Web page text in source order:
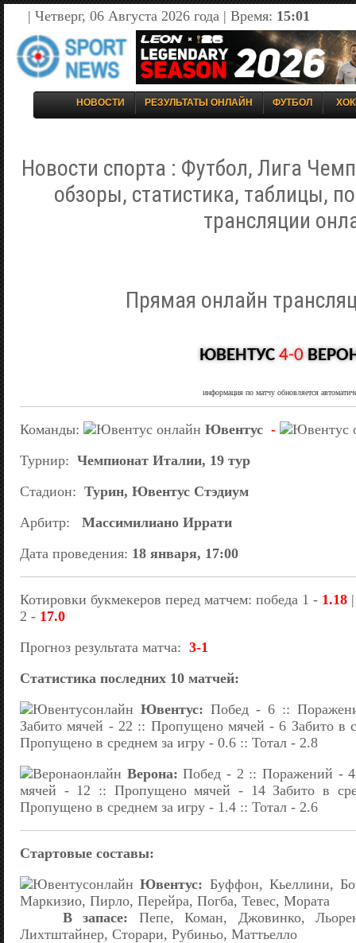
| Четверг, 06 Августа 2026 года | Время: 15:01
НОВОСТИ РЕЗУЛЬТАТЫ ОНЛАЙН ФУТБОЛ
Новости спорта : Футбол, Лига
обзоры, статистика, таблицы,
трансляции
Прямая онлайн
ЮВЕНТУС 4-0
информация по матчу обновляется
Команды: Ювентус -
Турнир: Чемпионат Италии, 19 тур
Стадион: Турин, Ювентус Стэдиум
Арбитр: Массимилиано Иррати
Дата проведения: 18 января, 17:00
Котировки букмекеров перед матчем: победа 1 - 1.18
2 - 17.0
Прогноз результата матча: 3-1
Статистика последних 10 матчей:
Ювентус: Побед - 6 ::
Забито мячей - 22 :: Пропущено мячей - 6 Забито в
Пропущено в среднем за игру - 0.6 :: Тотал - 2.8
Верона:Побед - 2 :: Поражений -
мячей - 12 :: Пропущено мячей - 14 Забито в
Пропущено в среднем за игру - 1.4 :: Тотал - 2.6
Стартовые составы:
Ювентус: Буффон, Кьеллини,
Маркизио, Пирло, Перейра, Погба, Тевес, Мората
В запасе: Пепе, Коман, Джовинко,
Лихтштайнер, Сторари, Рубиньо, Маттьелло